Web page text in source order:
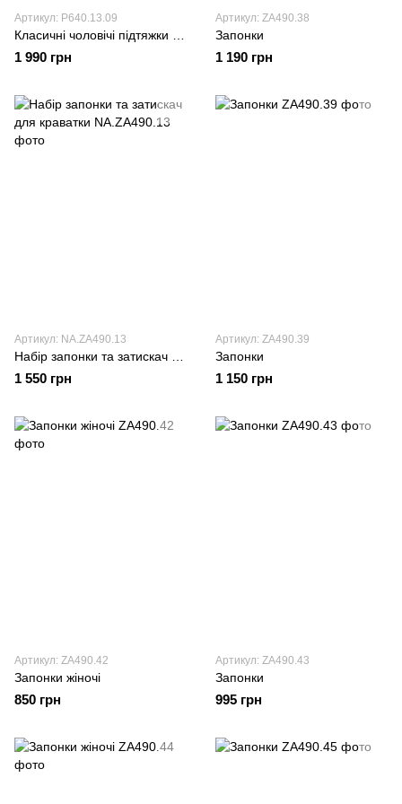
Артикул: P640.13.09
1 990 грн
Артикул: ZA490.38
Запонки
1 190 грн
Артикул: NA.ZA490.13
1 550 грн
Артикул: ZA490.39
Запонки
1 150 грн
Артикул: ZA490.42
Запонки жіночі
850 грн
Артикул: ZA490.43
Запонки
995 грн